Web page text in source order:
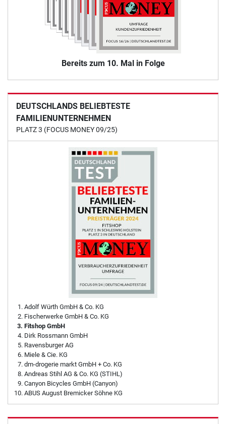
Bereits zum 10. Mal in Folge
DEUTSCHLANDS BELIEBTESTE
FAMILIENUNTERNEHMEN
PLATZ 3 (FOCUS MONEY 09/25)
Adolf Würth GmbH & Co. KG
Fischerwerke GmbH & Co. KG
Fitshop GmbH
Dirk Rossmann GmbH
Ravensburger AG
Miele & Cie. KG
dm-drogerie markt GmbH + Co. KG
Andreas Stihl AG & Co. KG (STIHL)
Canyon Bicycles GmbH (Canyon)
ABUS August Bremicker Söhne KG